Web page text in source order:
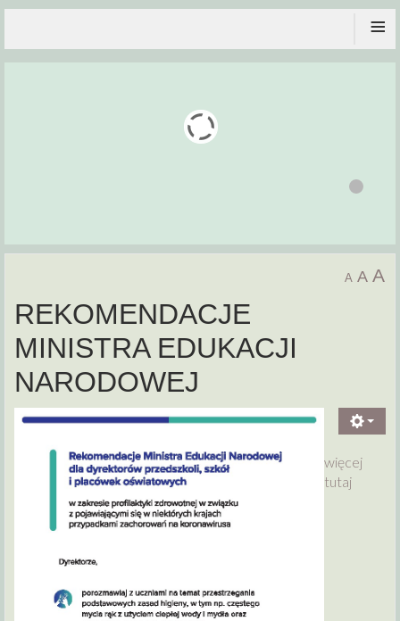
≡
A A A
REKOMENDACJE
MINISTRA EDUKACJI
NARODOWEJ
więcej
tutaj